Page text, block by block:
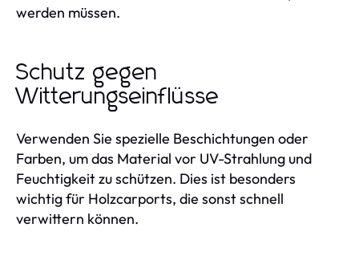
werden müssen.
Schutz gegen
Witterungseinflüsse
Verwenden Sie spezielle Beschichtungen oder
Farben, um das Material vor UV-Strahlung und
Feuchtigkeit zu schützen. Dies ist besonders
wichtig für Holzcarports, die sonst schnell
verwittern können.